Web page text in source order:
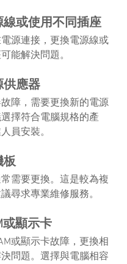
線或使用不同插座
源連接，更換電源線或
能解決問題。
供應器
障，需要更換新的電源
擇符合電腦規格的產
員安裝。
板
需要更換。這是較為複
尋求專業維修服務。
或顯示卡
或顯示卡故障，更換相
問題。選擇與電腦相容